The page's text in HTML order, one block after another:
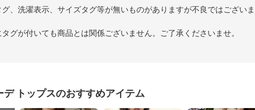
、洗濯表示、サイズタグ等が無いものがありますが不良ではございま
グが付いても商品とは関係ございません。ご了承くださいませ。
デ トップスのおすすめアイテム